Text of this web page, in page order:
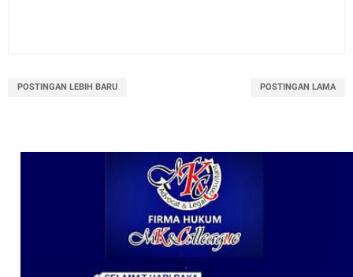
POSTINGAN LEBIH BARU POSTINGAN LAMA